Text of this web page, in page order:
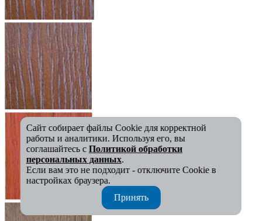
Сайт собирает файлы Cookie для корректной
работы и аналитики. Используя его, вы
соглашайтесь с Политикой обработки
персональных данных.
Если вам это не подходит - отключите Cookie в
настройках браузера.
Принять